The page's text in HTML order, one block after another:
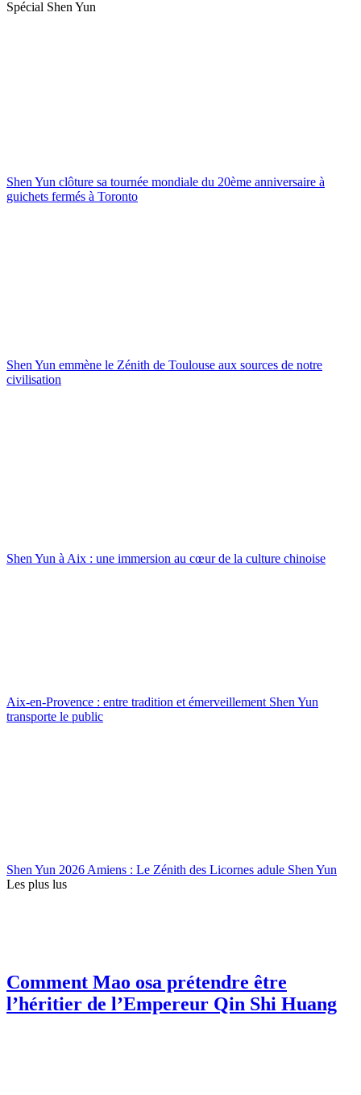
Spécial Shen Yun
Shen Yun clôture sa tournée mondiale du 20ème anniversaire à
guichets fermés à Toronto
Shen Yun emmène le Zénith de Toulouse aux sources de notre
civilisation
Shen Yun à Aix : une immersion au cœur de la culture chinoise
Aix-en-Provence : entre tradition et émerveillement Shen Yun
transporte le public
Shen Yun 2026 Amiens : Le Zénith des Licornes adule Shen Yun
Les plus lus
Comment Mao osa prétendre être
l’héritier de l’Empereur Qin Shi Huang